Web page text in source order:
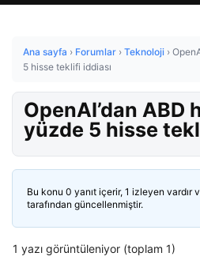
Ana sayfa › Forumlar › Teknoloji ›
5 hisse teklifi iddiası
OpenAI’dan ABD
yüzde 5 hisse
Bu konu 0 yanıt içerir, 1 izleyen vardır
tarafından güncellenmiştir.
1 yazı görüntüleniyor (toplam 1)